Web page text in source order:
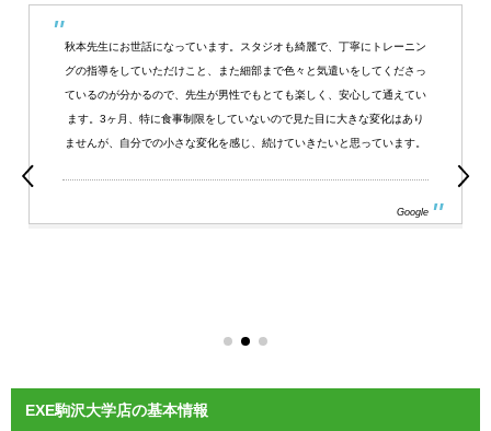
秋本先生にお世話になっています。スタジオも綺麗で、丁寧にトレーニン
グの指導をしていただけこと、また細部まで色々と気遣いをしてくださっ
ているのが分かるので、先生が男性でもとても楽しく、安心して通えてい
ます。3ヶ月、特に食事制限をしていないので見た目に大きな変化はあり
ませんが、自分での小さな変化を感じ、続けていきたいと思っています。
Google
EXE駒沢大学店の基本情報